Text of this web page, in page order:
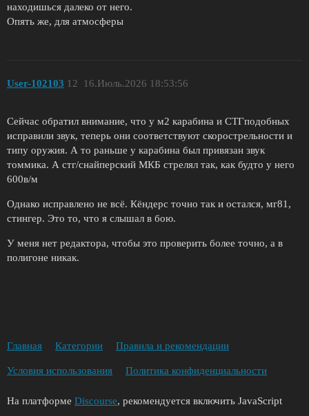
находишься далеко от него.
Опять же, для атмосферы
User-102103 16.Июль.2026 18:53:56
12
Сейчас обратил внимание, что у м2 карабина и СТГподобных
исправили звук, теперь они соответствуют скорострельности и
типу оружия. А то раньше у карабина был привязан звук
томмика. А стг/снайперский МКБ стрелял так, как будто у него
600в/м
Однако исправлено не всё. Кёндерс точно так и остался, мг81,
стингер. Это то, что я слышал в бою.
У меня нет редактора, чтобы это проверить более точно, а в
полигоне никак.
Главная Категории Правила и рекомендации
Условия использования Политика конфиденциальности
На платформе Discourse, рекомендуется включить JavaScript